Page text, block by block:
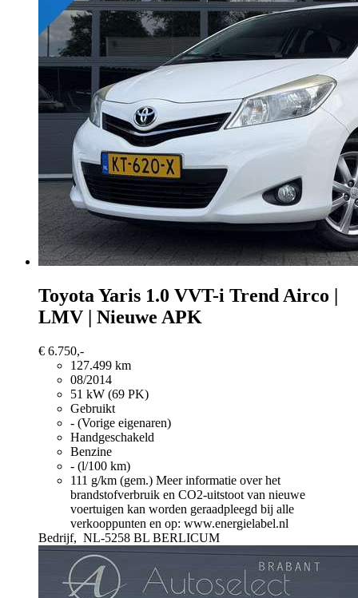
Toyota Yaris 1.0 VVT-i Trend Airco |
LMV | Nieuwe APK
€ 6.750,-
127.499 km
08/2014
51 kW (69 PK)
Gebruikt
- (Vorige eigenaren)
Handgeschakeld
Benzine
- (l/100 km)
111 g/km (gem.) Meer informatie over het
brandstofverbruik en CO2-uitstoot van nieuwe
voertuigen kan worden geraadpleegd bij alle
verkooppunten en op: www.energielabel.nl
Bedrijf, NL-5258 BL BERLICUM